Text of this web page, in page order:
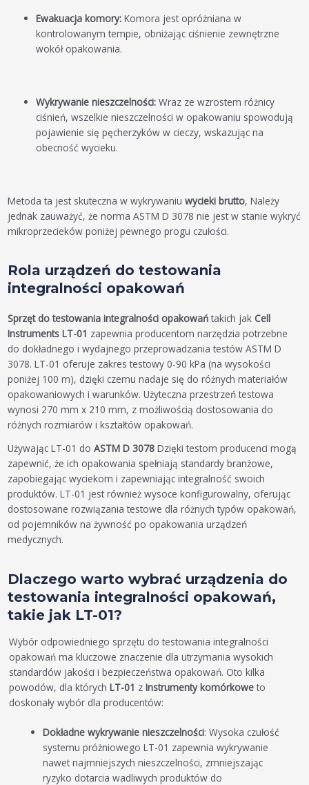
Ewakuacja komory: Komora jest opróżniana w
kontrolowanym tempie, obniżając ciśnienie zewnętrzne
wokół opakowania.
Wykrywanie nieszczelności: Wraz ze wzrostem różnicy
ciśnień, wszelkie nieszczelności w opakowaniu spowodują
pojawienie się pęcherzyków w cieczy, wskazując na
obecność wycieku.
Metoda ta jest skuteczna w wykrywaniu wycieki brutto, Należy
jednak zauważyć, że norma ASTM D 3078 nie jest w stanie wykryć
mikroprzecieków poniżej pewnego progu czułości.
Rola urządzeń do testowania
integralności opakowań
Sprzęt do testowania integralności opakowań takich jak Cell
Instruments LT-01 zapewnia producentom narzędzia potrzebne
do dokładnego i wydajnego przeprowadzania testów ASTM D
3078. LT-01 oferuje zakres testowy 0-90 kPa (na wysokości
poniżej 100 m), dzięki czemu nadaje się do różnych materiałów
opakowaniowych i warunków. Użyteczna przestrzeń testowa
wynosi 270 mm x 210 mm, z możliwością dostosowania do
różnych rozmiarów i kształtów opakowań.
Używając LT-01 do ASTM D 3078 Dzięki testom producenci mogą
zapewnić, że ich opakowania spełniają standardy branżowe,
zapobiegając wyciekom i zapewniając integralność swoich
produktów. LT-01 jest również wysoce konfigurowalny, oferując
dostosowane rozwiązania testowe dla różnych typów opakowań,
od pojemników na żywność po opakowania urządzeń
medycznych.
Dlaczego warto wybrać urządzenia do
testowania integralności opakowań,
takie jak LT-01?
Wybór odpowiedniego sprzętu do testowania integralności
opakowań ma kluczowe znaczenie dla utrzymania wysokich
standardów jakości i bezpieczeństwa opakowań. Oto kilka
powodów, dla których LT-01 z Instrumenty komórkowe to
doskonały wybór dla producentów:
Dokładne wykrywanie nieszczelności: Wysoka czułość
systemu próżniowego LT-01 zapewnia wykrywanie
nawet najmniejszych nieszczelności, zmniejszając
ryzyko dotarcia wadliwych produktów do